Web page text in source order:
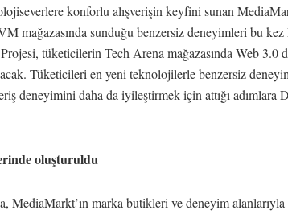
konforlu alışverişin keyfini sunan
mağazasında sunduğu benzersiz deneyimleri bu
tüketicilerin Tech Arena mağazasında Web
Tüketicileri en yeni teknolojilerle benzersiz
deneyimini daha da iyileştirmek için attığı
oluşturuldu
MediaMarkt’ın marka butikleri ve deneyim